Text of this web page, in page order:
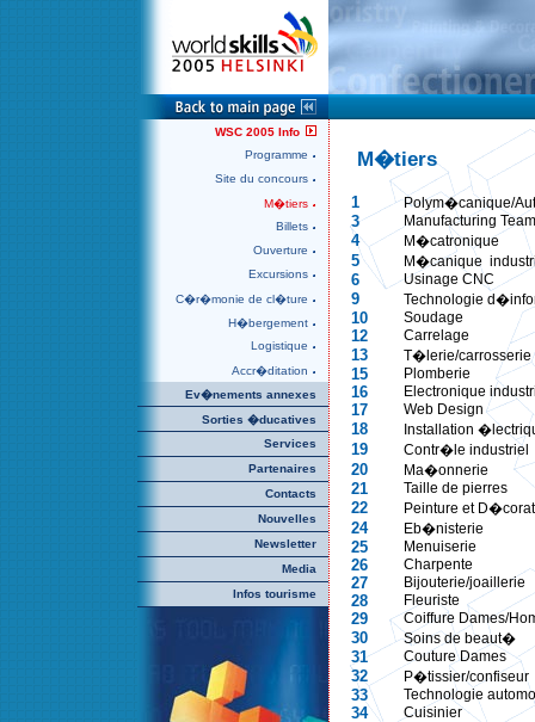
WSC 2005 Info
Programme
Site du concours
M�tiers
Billets
Ouverture
Excursions
C�r�monie de cl�ture
H�bergement
Logistique
Accr�ditation
Ev�nements annexes
Sorties �ducatives
Services
Partenaires
Contacts
Nouvelles
Newsletter
Media
Infos tourisme
M�tiers
1 Polym�canique/
3 Manufacturing
4 M�catronique
5 M�canique
6 Usinage CNC
9 Technologie
10 Soudage
12 Carrelage
13 T�lerie/carrosserie
15 Plomberie
16 Electronique
17 Web Design
18 Installation
19 Contr�le industriel
20 Ma�onnerie
21 Taille de pierres
22 Peinture et
24 Eb�nisterie
25 Menuiserie
26 Charpente
27 Bijouterie/joaillerie
28 Fleuriste
29 Coiffure Dames/
30 Soins de beaut�
31 Couture Dames
32 P�tissier/confiseur
33 Technologie
34 Cuisinier